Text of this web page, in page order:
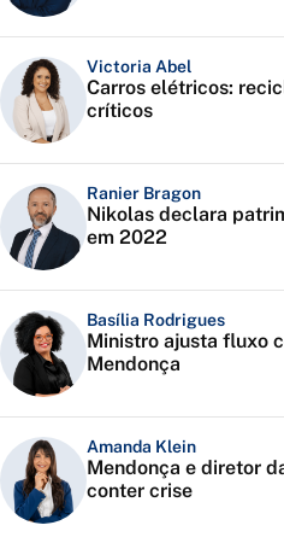
Victoria Abel
Carros elétricos:
críticos
Ranier Bragon
Nikolas declara
em 2022
Basília Rodrigues
Ministro ajusta fluxo
Mendonça
Amanda Klein
Mendonça e diretor
conter crise